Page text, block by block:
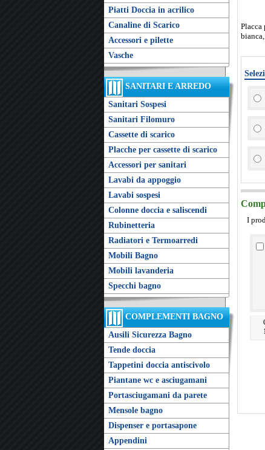
Piatti Doccia in acrilico
Canaline di Scarico
Accessori e pilette
Vasche
SANITARI E ARREDO
Sanitari Sospesi
Sanitari Filomuro
Cassette di scarico
Placche per cassette di scarico
Accessori per sanitari
Lavabi da appoggio
Lavabi sospesi
Colonne doccia e saliscendi
Rubinetteria
Radiatori e Termoarredi
Mobili Bagno
Mobili lavanderia
Specchi bagno
COMPLEMENTI BAGNO
Ausili Sicurezza Bagno
Tende doccia
Tappetini doccia antiscivolo
Piantane wc e asciugamani
Portasciugamani da parete
Mensole bagno
Dispenser e portasapone
Appendini
Placca
I